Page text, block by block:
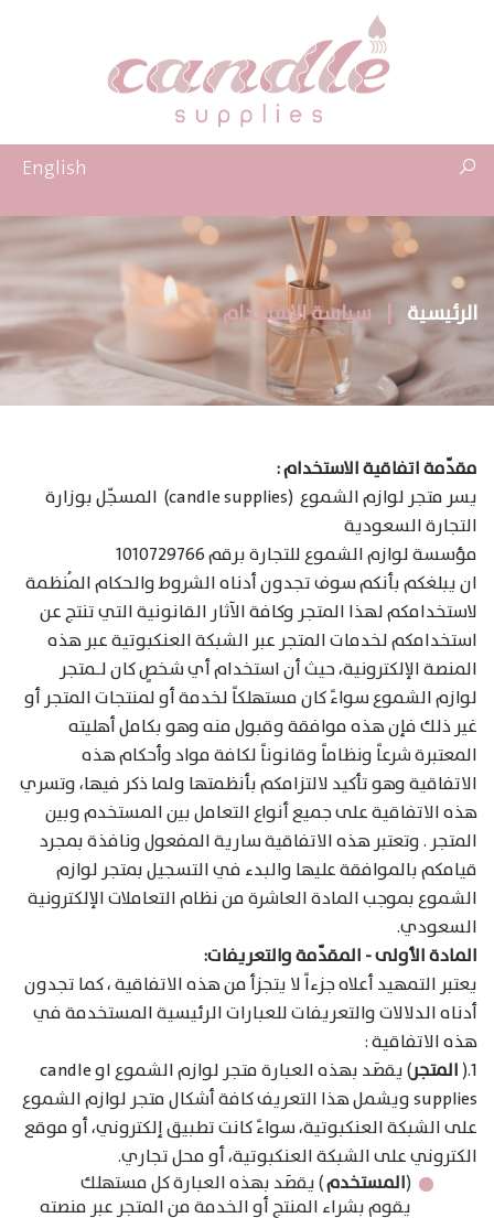
English
الرئيسية سياسة الاستخدام
مقدّمة اتفاقية الاستخدام :
يسر متجر لوازم الشموع (candle supplies) المسجّل بوزارة
التجارة السعودية
مؤسسة لوازم الشموع للتجارة برقم 1010729766
ان يبلغكم بأنكم سوف تجدون أدناه الشروط والحكام المُنظمة
لاستخدامكم لهذا المتجر وكافة الآثار القانونية التي تنتج عن
استخدامكم لخدمات المتجر عبر الشبكة العنكبوتية عبر هذه
المنصة الإلكترونية، حيث أن استخدام أي شخصٍ كان لـمتجر
لوازم الشموع سواءً كان مستهلكاً لخدمة أو لمنتجات المتجر أو
غير ذلك فإن هذه موافقة وقبول منه وهو بكامل أهليته
المعتبرة شرعاً ونظاماً وقانوناً لكافة مواد وأحكام هذه
الاتفاقية وهو تأكيد لالتزامكم بأنظمتها ولما ذكر فيها، وتسري
هذه الاتفاقية على جميع أنواع التعامل بين المستخدم وبين
المتجر . وتعتبر هذه الاتفاقية سارية المفعول ونافذة بمجرد
قيامكم بالموافقة عليها والبدء في التسجيل بمتجر لوازم
الشموع بموجب المادة العاشرة من نظام التعاملات الإلكترونية
السعودي.
المادة الأولى - المقدّمة والتعريفات:
يعتبر التمهيد أعلاه جزءاً لا يتجزأ من هذه الاتفاقية ، كما تجدون
أدناه الدلالات والتعريفات للعبارات الرئيسية المستخدمة في
هذه الاتفاقية :
1.( المتجر
) يقصَد بهذه العبارة متجر لوازم الشموع او candle
supplies ويشمل هذا التعريف كافة أشكال متجر لوازم الشموع
على الشبكة العنكبوتية، سواءً كانت تطبيق إلكتروني، أو موقع
الكتروني على الشبكة العنكبوتية، أو محل تجاري.
(المستخدم) يقصَد بهذه العبارة كل مستهلك
يقوم بشراء المنتج أو الخدمة من المتجر عبر منصته